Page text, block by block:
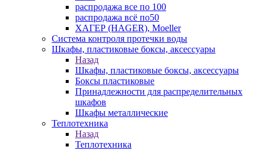
распродажа все по 100
распродажа всё по50
ХАГЕР (HAGER), Moeller
Система контроля протечки воды
Шкафы, пластиковые боксы, аксессуары
Назад
Шкафы, пластиковые боксы, аксессуары
Боксы пластиковые
Принадлежности для распределительных
шкафов
Шкафы металлические
Теплотехника
Назад
Теплотехника